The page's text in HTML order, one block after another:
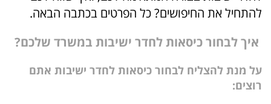
להתחיל את החיפושים? כל הפרטים בכתבה הבאה.
איך לבחור כיסאות לחדר ישיבות במשרד שלכם?
על מנת להצליח לבחור כיסאות לחדר ישיבות אתם
רוצים: